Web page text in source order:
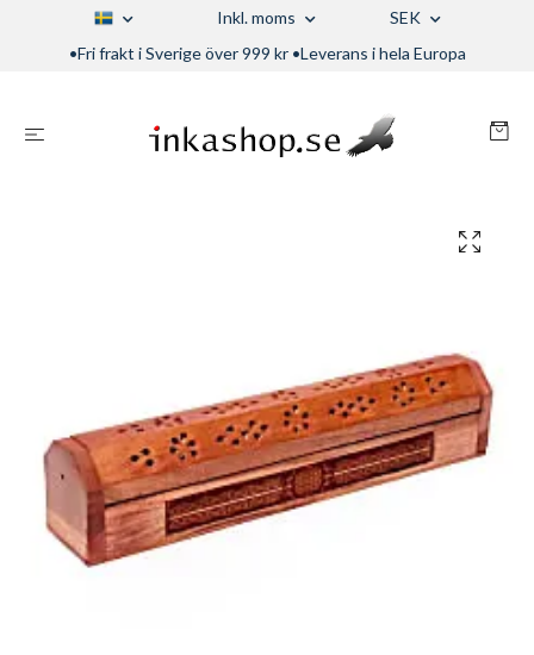
Inkl. moms
SEK
•Fri frakt i Sverige över 999 kr •Leverans i hela Europa